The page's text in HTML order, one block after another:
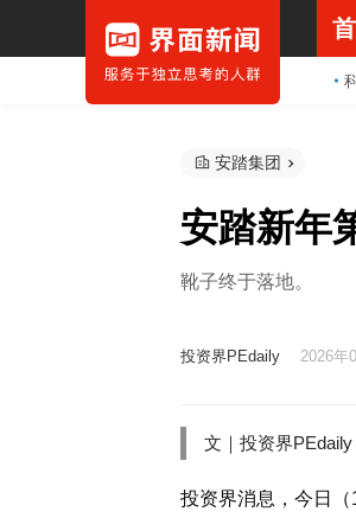
安踏集团
安踏新年
靴子终于落地。
投资界PEdaily 2026年
文｜投资界PEdaily
投资界消息，今日